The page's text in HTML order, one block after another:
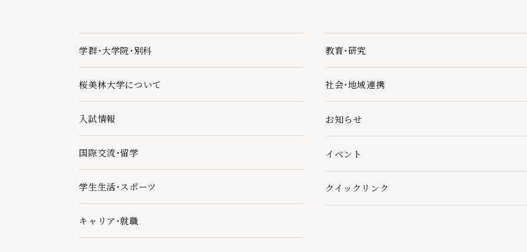
学群・大学院・別科
学群・大学院・別科の下層ページ一覧を開く
桜美林大学について
桜美林大学についての下層ページ一覧を開く
入試情報
入試情報の下層ページ一覧を開く
国際交流・留学
国際交流・留学の下層ページ一覧を開く
学生生活・スポーツ
学生生活・スポーツの下層ページ一覧を開く
キャリア・就職
キャリア・就職の下層ページ一覧を開く
教育・研究
教育・研究の下層ページ一覧を開く
社会・地域連携
社会・地域連携の下層ページ一覧を開く
お知らせ
イベント
クイックリンク
クイックリンクの下層ページ一覧を開く